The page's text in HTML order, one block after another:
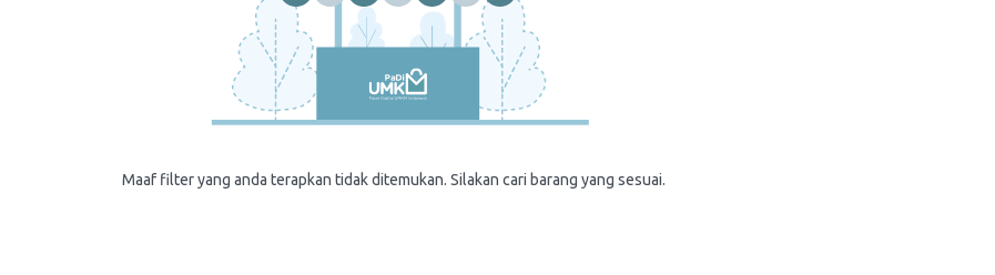
Maaf filter yang anda terapkan tidak ditemukan. Silakan cari barang yang sesuai.